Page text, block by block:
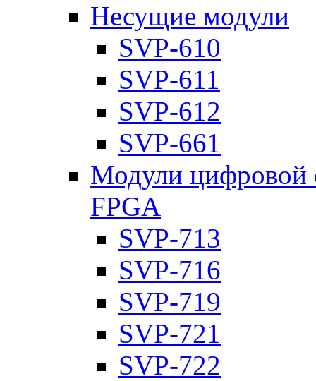
Несущие модули
SVP-610
SVP-611
SVP-612
SVP-661
Модули цифровой
FPGA
SVP-713
SVP-716
SVP-719
SVP-721
SVP-722